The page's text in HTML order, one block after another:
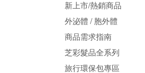
新上市/熱銷商品
外泌體 / 胞外體
商品需求指南
芝彩髮品全系列
旅行環保包專區